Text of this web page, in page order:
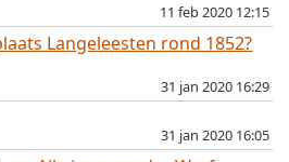
11 feb 2020 12:15
Langeleesten rond 1852?
31 jan 2020 16:29
31 jan 2020 16:05